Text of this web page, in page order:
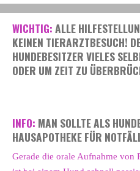
WICHTIG:ALLE
KEINEN TIERARZTBESUCH!
HUNDEBESITZER VIELES
ODER UM ZEIT ZU
INFO: MAN SOLLTE ALS
HAUSAPOTHEKE FÜR
Gerade die orale Aufnahme von